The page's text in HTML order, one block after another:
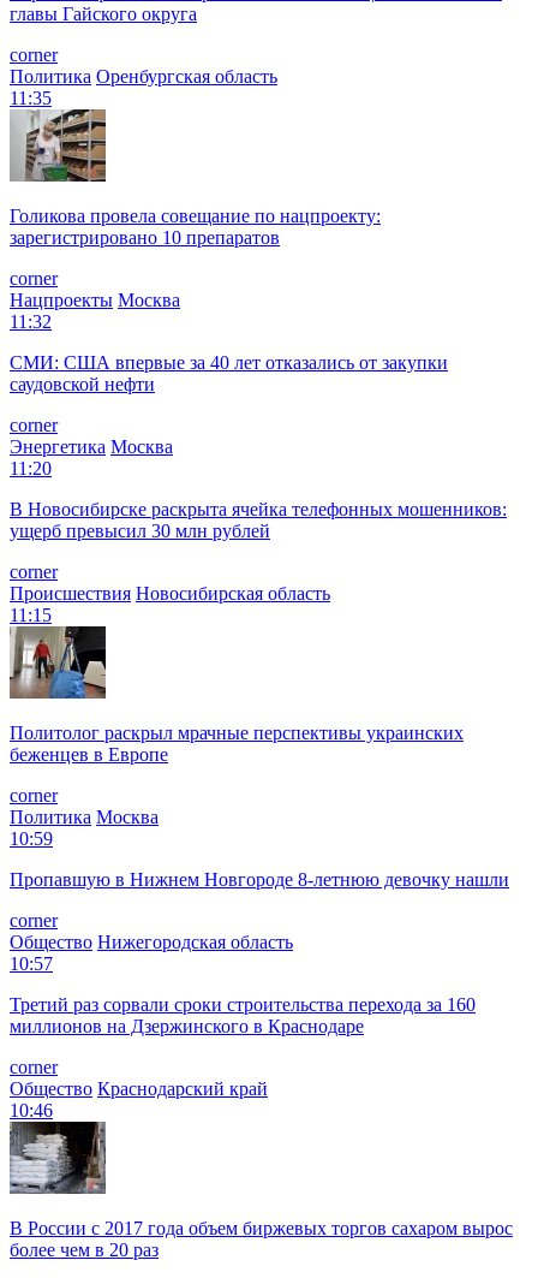
главы Гайского округа
corner
Политика Оренбургская область
11:35
Голикова провела совещание по нацпроекту:
зарегистрировано 10 препаратов
corner
Нацпроекты Москва
11:32
СМИ: США впервые за 40 лет отказались от закупки
саудовской нефти
corner
Энергетика Москва
11:20
В Новосибирске раскрыта ячейка телефонных мошенников:
ущерб превысил 30 млн рублей
corner
Происшествия Новосибирская область
11:15
Политолог раскрыл мрачные перспективы украинских
беженцев в Европе
corner
Политика Москва
10:59
Пропавшую в Нижнем Новгороде 8-летнюю девочку нашли
corner
Общество Нижегородская область
10:57
Третий раз сорвали сроки строительства перехода за 160
миллионов на Дзержинского в Краснодаре
corner
Общество Краснодарский край
10:46
В России с 2017 года объем биржевых торгов сахаром вырос
более чем в 20 раз